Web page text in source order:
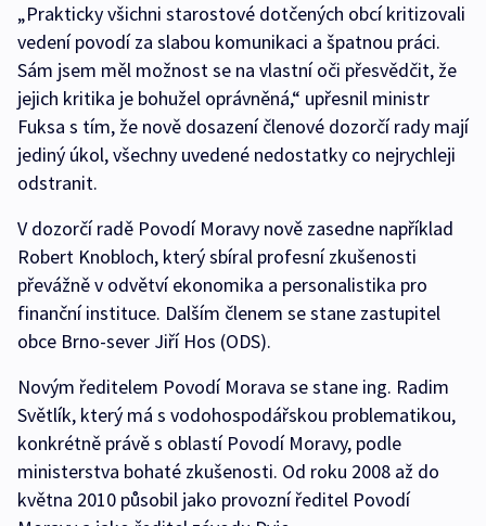
„Prakticky všichni starostové dotčených obcí kritizovali
vedení povodí za slabou komunikaci a špatnou práci.
Sám jsem měl možnost se na vlastní oči přesvědčit, že
jejich kritika je bohužel oprávněná,“ upřesnil ministr
Fuksa s tím, že nově dosazení členové dozorčí rady mají
jediný úkol, všechny uvedené nedostatky co nejrychleji
odstranit.
V dozorčí radě Povodí Moravy nově zasedne například
Robert Knobloch, který sbíral profesní zkušenosti
převážně v odvětví ekonomika a personalistika pro
finanční instituce. Dalším členem se stane zastupitel
obce Brno-sever Jiří Hos (ODS).
Novým ředitelem Povodí Morava se stane ing. Radim
Světlík, který má s vodohospodářskou problematikou,
konkrétně právě s oblastí Povodí Moravy, podle
ministerstva bohaté zkušenosti. Od roku 2008 až do
května 2010 působil jako provozní ředitel Povodí